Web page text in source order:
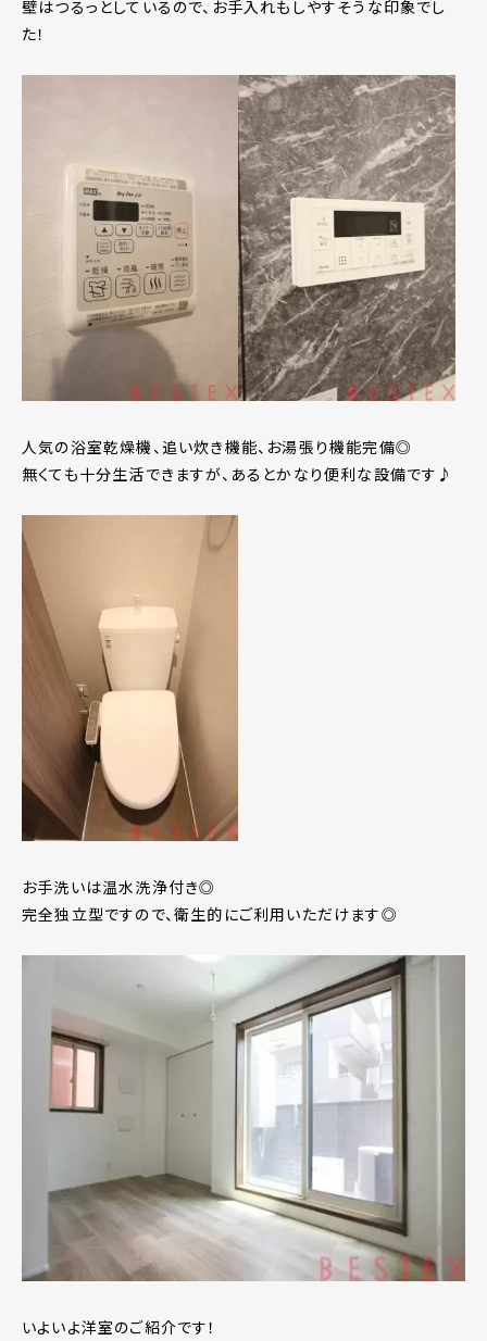
壁はつるっとしているので、お手入れもしやすそうな印象でし
た！
人気の浴室乾燥機、追い炊き機能、お湯張り機能完備◎
無くても十分生活できますが、あるとかなり便利な設備です♪
お手洗いは温水洗浄付き◎
完全独立型ですので、衛生的にご利用いただけます◎
いよいよ洋室のご紹介です！